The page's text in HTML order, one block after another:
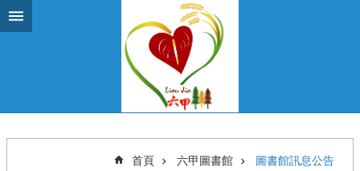
跳到主要內容區塊
首頁 六甲圖書館 圖書館訊息公告